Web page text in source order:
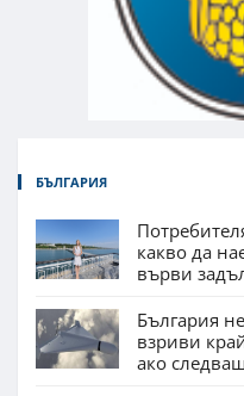
БЪЛГАРИЯ
какво да
върви
България
взриви
ако